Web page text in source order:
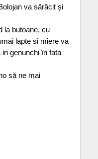
va sărăcit și
la butoane, cu
lapte si miere va
genunchi în fata
să ne mai